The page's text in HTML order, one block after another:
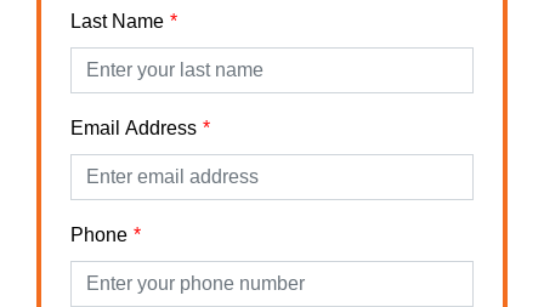
Last Name
Email Address
Phone